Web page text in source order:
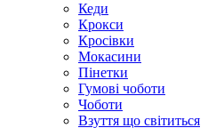
Кеди
Крокси
Кросівки
Мокасини
Пінетки
Гумові чоботи
Чоботи
Взуття що світиться